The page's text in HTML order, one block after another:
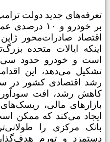
بر خودرو و
اقتصاد صادرات‌محور
اینکه ایالات متحده
است و خودرو حدود سی
رشد اقتصادی کشور در
کاهش رشد، افت
بازارهای مالی،
ایجاد می‌کند که ممکن
بانک مرکزی را
دستمزد و تورم